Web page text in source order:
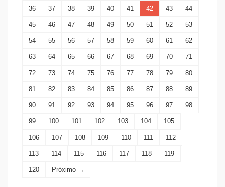
36 37 38 39 40 41 42 43 44
45 46 47 48 49 50 51 52 53
54 55 56 57 58 59 60 61 62
63 64 65 66 67 68 69 70 71
72 73 74 75 76 77 78 79 80
81 82 83 84 85 86 87 88 89
90 91 92 93 94 95 96 97 98
99 100 101 102 103 104 105
106 107 108 109 110 111 112
113 114 115 116 117 118 119
120 Próximo →